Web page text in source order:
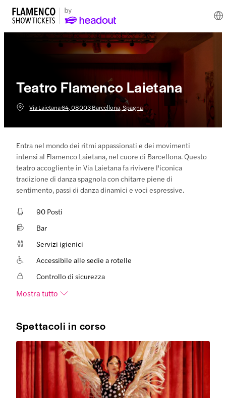
Teatro Flamenco Laietana
Via Laietana 64, 08003 Barcellona, Spagna
Entra nel mondo dei ritmi appassionati e dei movimenti
intensi al Flamenco Laietana, nel cuore di Barcellona. Questo
teatro accogliente in Via Laietana fa rivivere l'iconica
tradizione di danza spagnola con chitarre piene di
sentimento, passi di danza dinamici e voci espressive.
90 Posti
Bar
Servizi igienici
Accessibile alle sedie a rotelle
Controllo di sicurezza
Mostra tutto
Spettacoli in corso